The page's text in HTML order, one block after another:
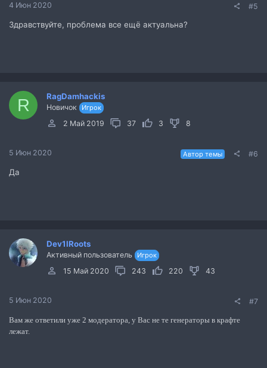
4 Июн 2020 #5
Здравствуйте, проблема все ещё актуальна?
R RagDamhackis
Новичок Игрок
2 Май 2019 37 3 8
5 Июн 2020 Автор темы #6
Да
Dev1lRoots
Активный пользователь Игрок
15 Май 2020 243 220 43
5 Июн 2020 #7
Вам же ответили уже 2 модератора, у Вас не те генераторы в крафте
лежат.